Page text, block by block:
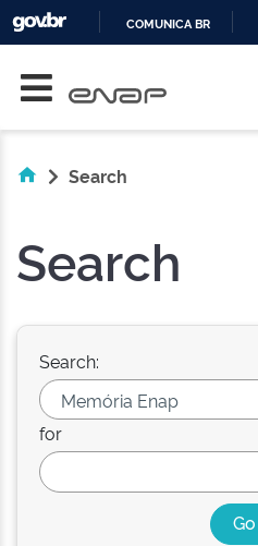
COMUNICA BR
Search
Search
Search:
for